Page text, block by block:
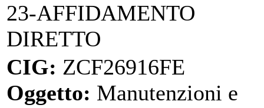
23-AFFIDAMENTO
DIRETTO
CIG: ZCF26916FE
Oggetto: Manutenzioni e